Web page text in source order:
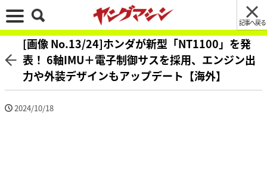
記事へ戻る
[画像 No.13/24]ホンダが新型「NT1100」を発
表！ 6軸IMU＋電子制御サスを採用、エンジン出
力や外装デザインもアップデート【海外】
2024/10/18